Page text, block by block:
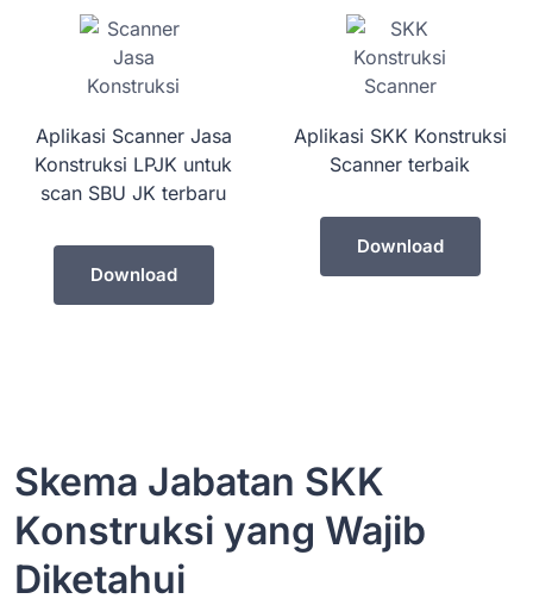
Aplikasi Scanner Jasa
Konstruksi LPJK untuk
scan SBU JK terbaru
Download
Aplikasi SKK Konstruksi
Scanner terbaik
Download
Skema Jabatan SKK
Konstruksi yang Wajib
Diketahui